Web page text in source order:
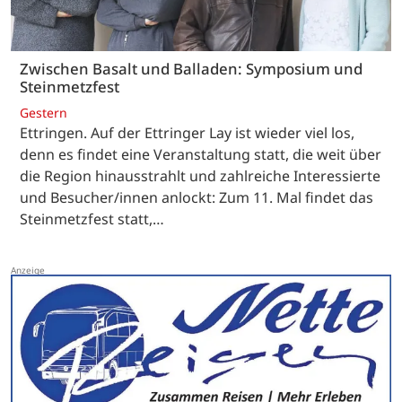
Zwischen Basalt und Balladen: Symposium und
Steinmetzfest
Gestern
Ettringen. Auf der Ettringer Lay ist wieder viel los,
denn es findet eine Veranstaltung statt, die weit über
die Region hinausstrahlt und zahlreiche Interessierte
und Besucher/innen anlockt: Zum 11. Mal findet das
Steinmetzfest statt,…